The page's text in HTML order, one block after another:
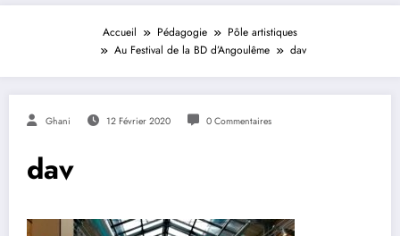
Accueil Pédagogie
Pôle artistiques
Au Festival de la BD d’Angoulême
dav
Ghani 12 Février 2020 0 Commentaires
dav